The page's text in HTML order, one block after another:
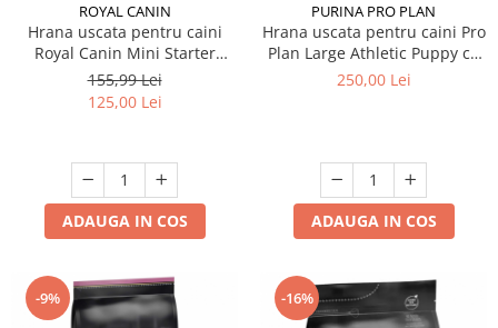
ROYAL CANIN
Hrana uscata pentru caini
Royal Canin Mini Starter
Mother & Babydog 4 kg
155,99 Lei
125,00 Lei
ADAUGA IN COS
PURINA PRO PLAN
Hrana uscata pentru caini Pro
Plan Large Athletic Puppy cu
pui 12 kg
250,00 Lei
ADAUGA IN COS
-9% -16%